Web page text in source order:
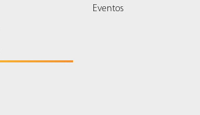
Eventos